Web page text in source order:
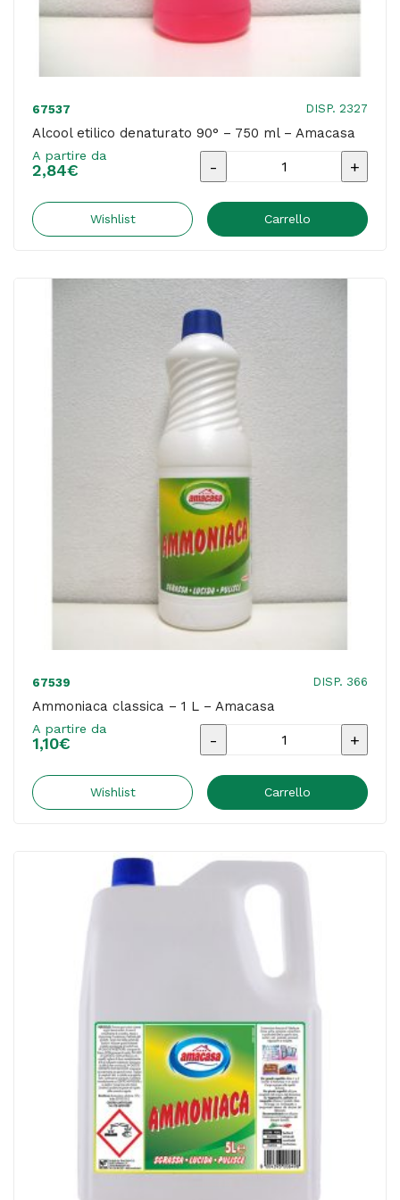
67537 DISP. 2327
Alcool etilico denaturato 90° – 750 ml – Amacasa
A partire da
2,84€
Alcool
denaturato
750
ml
-
Amacasa
quantità
Wishlist Carrello
67539 DISP. 366
Ammoniaca classica – 1 L – Amacasa
A partire da
1,10€
Ammoniaca
-
-
Amacasa
Wishlist Carrello